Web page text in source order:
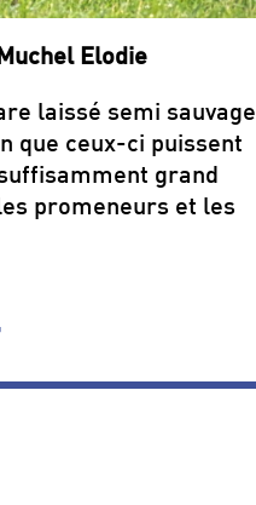
Elodie
laissé semi sauvage
que ceux-ci puissent
grand
promeneurs et les